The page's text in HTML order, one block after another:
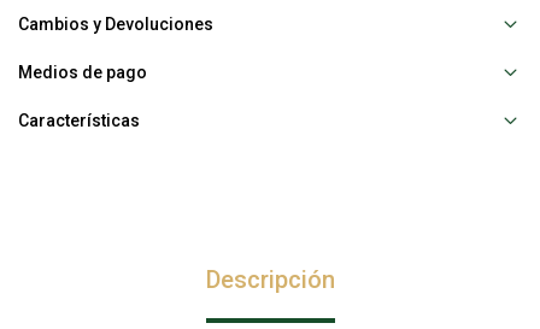
Cambios y Devoluciones
Medios de pago
Características
Descripción